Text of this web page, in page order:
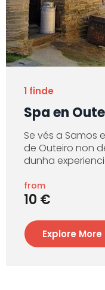
1 finde
Spa en
Se vés a Samos
de Outeiro non
dunha
from
10 €
Explore More